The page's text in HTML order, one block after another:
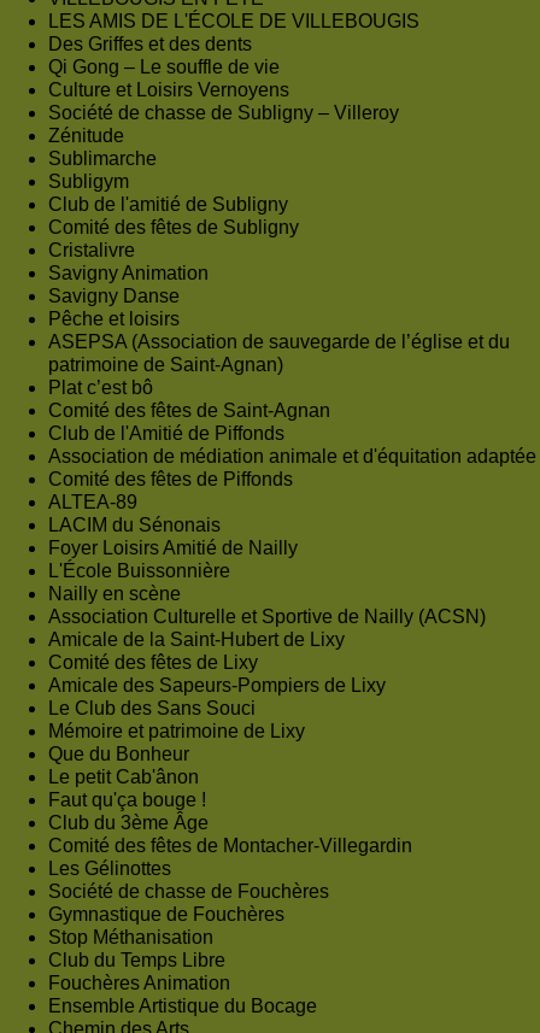
LES AMIS DE L'ÉCOLE DE VILLEBOUGIS
Des Griffes et des dents
Qi Gong – Le souffle de vie
Culture et Loisirs Vernoyens
Société de chasse de Subligny – Villeroy
Zénitude
Sublimarche
Subligym
Club de l'amitié de Subligny
Comité des fêtes de Subligny
Cristalivre
Savigny Animation
Savigny Danse
Pêche et loisirs
ASEPSA (Association de sauvegarde de l’église et du
patrimoine de Saint-Agnan)
Plat c’est bô
Comité des fêtes de Saint-Agnan
Club de l'Amitié de Piffonds
Association de médiation animale et d'équitation adaptée
Comité des fêtes de Piffonds
ALTEA-89
LACIM du Sénonais
Foyer Loisirs Amitié de Nailly
L'École Buissonnière
Nailly en scène
Association Culturelle et Sportive de Nailly (ACSN)
Amicale de la Saint-Hubert de Lixy
Comité des fêtes de Lixy
Amicale des Sapeurs-Pompiers de Lixy
Le Club des Sans Souci
Mémoire et patrimoine de Lixy
Que du Bonheur
Le petit Cab'ânon
Faut qu'ça bouge !
Club du 3ème Âge
Comité des fêtes de Montacher-Villegardin
Les Gélinottes
Société de chasse de Fouchères
Gymnastique de Fouchères
Stop Méthanisation
Club du Temps Libre
Fouchères Animation
Ensemble Artistique du Bocage